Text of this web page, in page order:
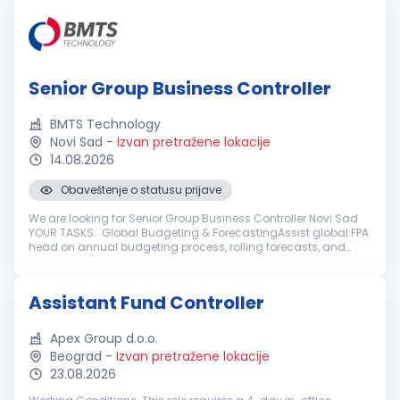
Senior Group Business Controller
BMTS Technology
Novi Sad - Izvan pretražene lokacije
14.08.2026
Obaveštenje o statusu prijave
We are looking for Senior Group Business Controller Novi Sad
YOUR TASKS: Global Budgeting & ForecastingAssist global FPA
head on annual budgeting process, rolling forecasts, and
Assistant Fund Controller
Apex Group d.o.o.
Beograd - Izvan pretražene lokacije
23.08.2026